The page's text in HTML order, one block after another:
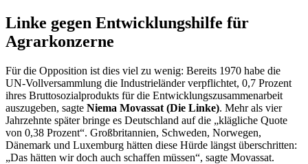
Linke gegen Entwicklungshilfe für
Agrarkonzerne
Für die Opposition ist dies viel zu wenig: Bereits 1970 habe die
UN-Vollversammlung die Industrieländer verpflichtet, 0,7 Prozent
ihres Bruttosozialprodukts für die Entwicklungszusammenarbeit
auszugeben, sagte Niema Movassat (Die Linke). Mehr als vier
Jahrzehnte später bringe es Deutschland auf die „klägliche Quote
von 0,38 Prozent“. Großbritannien, Schweden, Norwegen,
Dänemark und Luxemburg hätten diese Hürde längst überschritten:
„Das hätten wir doch auch schaffen müssen“, sagte Movassat.